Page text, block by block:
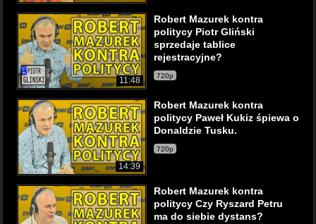
11:48
Robert Mazurek kontra
politycy Piotr Gliński
sprzedaje tablice
rejestracyjne?
720p
14:39
Robert Mazurek kontra
politycy Paweł Kukiz śpiewa o
Donaldzie Tusku.
720p
Robert Mazurek kontra
politycy Czy Ryszard Petru
ma do siebie dystans?